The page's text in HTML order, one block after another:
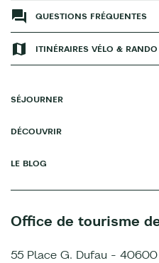
QUESTIONS FRÉQUENTES
ITINÉRAIRES VÉLO & RANDO
SÉJOURNER
DÉCOUVRIR
LE BLOG
Office de tourisme
55 Place G. Dufau -